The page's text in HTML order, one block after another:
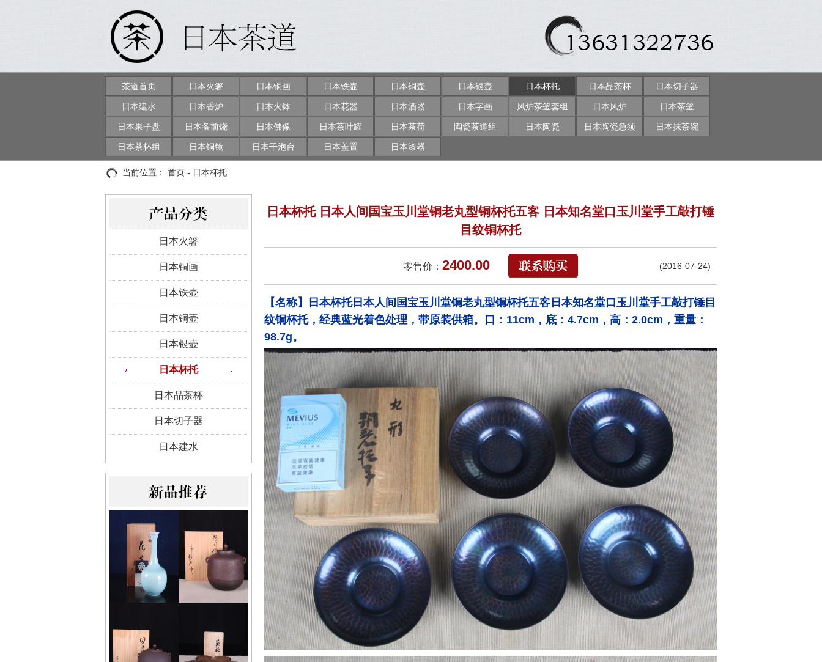
茶道首页 日本火箸 日本铜画 日本铁壶 日本铜壶 日本银壶 日本杯托 日本品茶杯 日本切子器
日本建水 日本香炉 日本火钵 日本花器 日本酒器 日本字画 风炉茶釜套组 日本风炉 日本茶釜
日本果子盘 日本备前烧 日本佛像 日本茶叶罐 日本茶荷 陶瓷茶道组 日本陶瓷 日本陶瓷急须 日本抹茶碗
日本茶杯组 日本铜镜 日本干泡台 日本盖置 日本漆器
当前位置： 首页 - 日本杯托
日本火箸
日本铜画
日本铁壶
日本铜壶
日本银壶
日本杯托
日本品茶杯
日本切子器
日本建水
日本杯托 日本人间国宝玉川堂铜老丸型铜杯托五客 日本知名堂口玉川堂手工敲打锤
目纹铜杯托
零售价： 2400.00 (2016-07-24)
【名称】日本杯托日本人间国宝玉川堂铜老丸型铜杯托五客日本知名堂口玉川堂手工敲打锤目
纹铜杯托，经典蓝光着色处理，带原装供箱。口：11cm，底：4.7cm，高：2.0cm，重量：
98.7g。